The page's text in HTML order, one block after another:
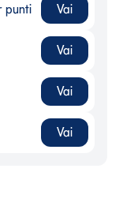
punti-
punti Vai
Vai
Vai
Vai